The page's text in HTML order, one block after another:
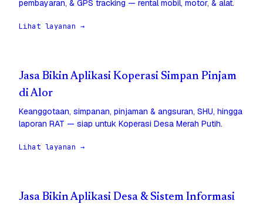
pembayaran, & GPS tracking — rental mobil, motor, & alat.
Lihat layanan →
Jasa Bikin Aplikasi Koperasi Simpan Pinjam
di Alor
Keanggotaan, simpanan, pinjaman & angsuran, SHU, hingga
laporan RAT — siap untuk Koperasi Desa Merah Putih.
Lihat layanan →
Jasa Bikin Aplikasi Desa & Sistem Informasi